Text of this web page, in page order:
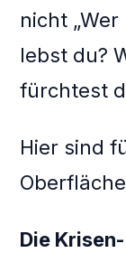
nicht „Wer
lebst du?
fürchtest
Hier sind
Die